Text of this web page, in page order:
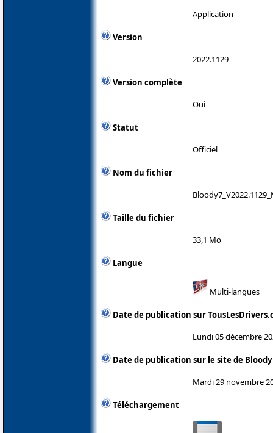
Application
Version
2022.1129
Version complète
Oui
Statut
Officiel
Nom du fichier
Taille du fichier
33,1 Mo
Langue
Multi-langues
Date de publication sur
Lundi 05 décembre
Date de publication sur le site de Bloody
Mardi 29 novembre
Téléchargement